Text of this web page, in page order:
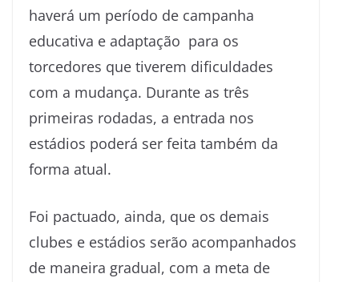
haverá um período de campanha
educativa e adaptação para os
torcedores que tiverem dificuldades
com a mudança. Durante as três
primeiras rodadas, a entrada nos
estádios poderá ser feita também da
forma atual.
Foi pactuado, ainda, que os demais
clubes e estádios serão acompanhados
de maneira gradual, com a meta de